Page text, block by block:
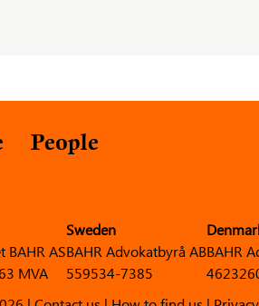
People
BAHR AS
MVA
Sweden
BAHR Advokatbyrå AB
559534-7385
BAHR